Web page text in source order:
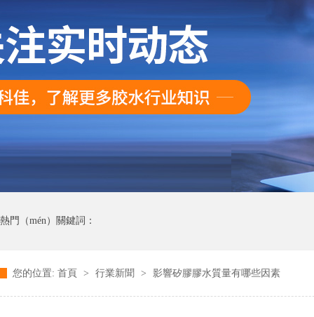
熱門（mén）關鍵詞：
您的位置: 首頁 > 行業新聞 > 影響矽膠膠水質量有哪些因素